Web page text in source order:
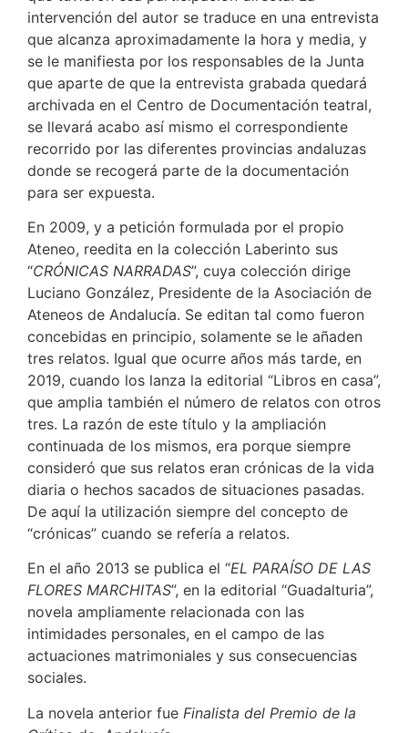
intervención del autor se traduce en una entrevista
que alcanza aproximadamente la hora y media, y
se le manifiesta por los responsables de la Junta
que aparte de que la entrevista grabada quedará
archivada en el Centro de Documentación teatral,
se llevará acabo así mismo el correspondiente
recorrido por las diferentes provincias andaluzas
donde se recogerá parte de la documentación
para ser expuesta.
En 2009, y a petición formulada por el propio
Ateneo, reedita en la colección Laberinto sus
“CRÓNICAS NARRADAS”, cuya colección dirige
Luciano González, Presidente de la Asociación de
Ateneos de Andalucía. Se editan tal como fueron
concebidas en principio, solamente se le añaden
tres relatos. Igual que ocurre años más tarde, en
2019, cuando los lanza la editorial “Libros en casa”,
que amplia también el número de relatos con otros
tres. La razón de este título y la ampliación
continuada de los mismos, era porque siempre
consideró que sus relatos eran crónicas de la vida
diaria o hechos sacados de situaciones pasadas.
De aquí la utilización siempre del concepto de
“crónicas” cuando se refería a relatos.
En el año 2013 se publica el “EL PARAÍSO DE LAS
FLORES MARCHITAS”, en la editorial “Guadalturia”,
novela ampliamente relacionada con las
intimidades personales, en el campo de las
actuaciones matrimoniales y sus consecuencias
sociales.
La novela anterior fue Finalista del Premio de la